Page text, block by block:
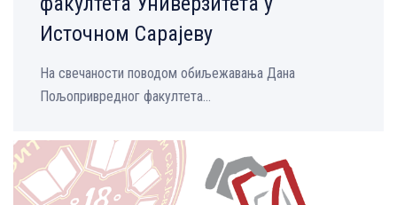
Источном Сарајеву
На свечаности поводом обиљежавања Дана
Пољопривредног факултета...